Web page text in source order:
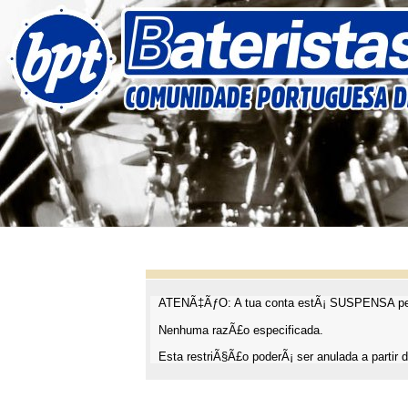
ATENÃ‡ÃƒO: A tua conta estÃ¡ SUSPENSA
Nenhuma razÃ£o especificada.
Esta restriÃ§Ã£o poderÃ¡ ser anulada a partir